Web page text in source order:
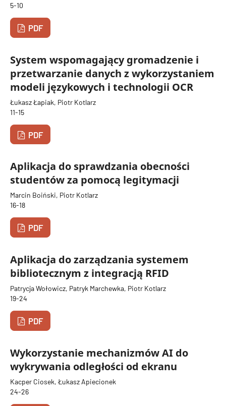
5-10
PDF
System wspomagający gromadzenie i
przetwarzanie danych z wykorzystaniem
modeli językowych i technologii OCR
Łukasz Łapiak, Piotr Kotlarz
11-15
PDF
Aplikacja do sprawdzania obecności
studentów za pomocą legitymacji
Marcin Boiński, Piotr Kotlarz
16-18
PDF
Aplikacja do zarządzania systemem
bibliotecznym z integracją RFID
Patrycja Wołowicz, Patryk Marchewka, Piotr Kotlarz
19-24
PDF
Wykorzystanie mechanizmów AI do
wykrywania odległości od ekranu
Kacper Ciosek, Łukasz Apiecionek
24-26